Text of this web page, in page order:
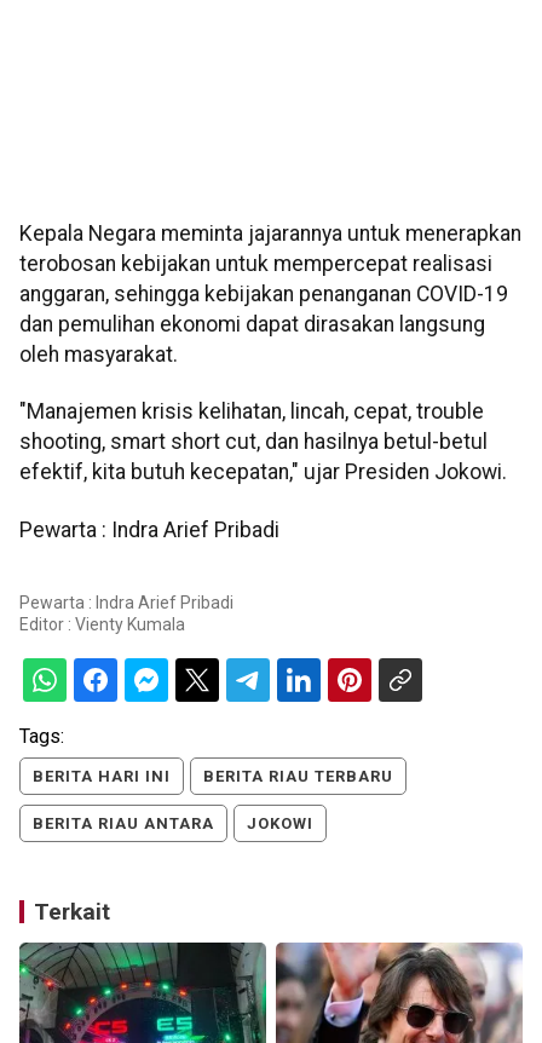
Kepala Negara meminta jajarannya untuk menerapkan
terobosan kebijakan untuk mempercepat realisasi
anggaran, sehingga kebijakan penanganan COVID-19
dan pemulihan ekonomi dapat dirasakan langsung
oleh masyarakat.
"Manajemen krisis kelihatan, lincah, cepat, trouble
shooting, smart short cut, dan hasilnya betul-betul
efektif, kita butuh kecepatan," ujar Presiden Jokowi.
Pewarta : Indra Arief Pribadi
Pewarta : Indra Arief Pribadi
Editor : Vienty Kumala
Tags:
BERITA HARI INI BERITA RIAU TERBARU
BERITA RIAU ANTARA JOKOWI
Terkait